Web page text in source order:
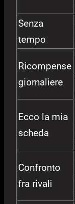
Senza
tempo
Ricompense
giornaliere
Ecco la mia
scheda
Confronto
fra rivali